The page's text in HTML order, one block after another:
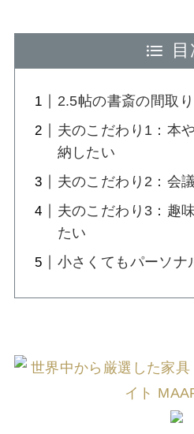
目
2.5帖の書斎の間取
夫のこだわり1：本
納したい
夫のこだわり2：会
夫のこだわり3：趣
たい
小さくてもパーソナ